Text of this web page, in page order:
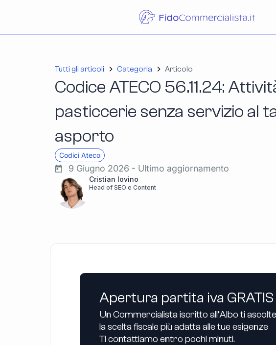
Tutti gli articoli Categoria Articolo
Codice ATECO 56.11.24:
pasticcerie senza servizio al
asporto
Codici Ateco
9 Giugno 2026 - Ultimo aggiornamento
Cristian Iovino
Head of SEO e Content
Apertura partita iva GRATIS
Un Commercialista iscritto all’Albo ti
la scelta fiscale più adatta alle tue esigenze
Ti contattiamo entro pochi minuti.